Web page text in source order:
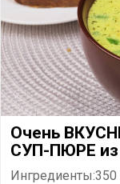
Очень
СУП-ПЮРЕ